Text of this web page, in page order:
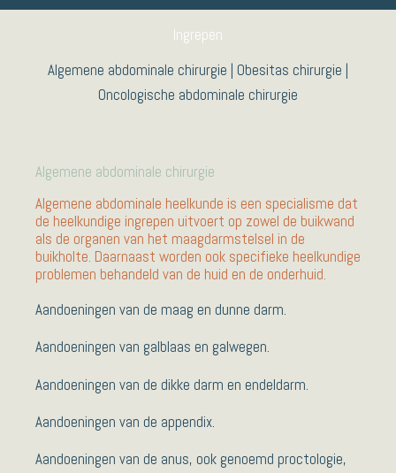
Ingrepen
Algemene abdominale chirurgie | Obesitas chirurgie |
Oncologische abdominale chirurgie
Algemene abdominale chirurgie
Algemene abdominale heelkunde is een specialisme dat
de heelkundige ingrepen uitvoert op zowel de buikwand
als de organen van het maagdarmstelsel in de
buikholte. Daarnaast worden ook specifieke heelkundige
problemen behandeld van de huid en de onderhuid.
Aandoeningen van de maag en dunne darm.
Aandoeningen van galblaas en galwegen.
Aandoeningen van de dikke darm en endeldarm.
Aandoeningen van de appendix.
Aandoeningen van de anus, ook genoemd proctologie,